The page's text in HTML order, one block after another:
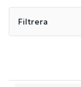
Filtrera